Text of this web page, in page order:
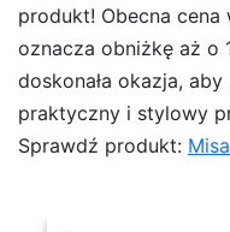
produkt! Obecna cena
oznacza obniżkę aż o
doskonała okazja,
praktyczny i stylowy
Sprawdź produkt: